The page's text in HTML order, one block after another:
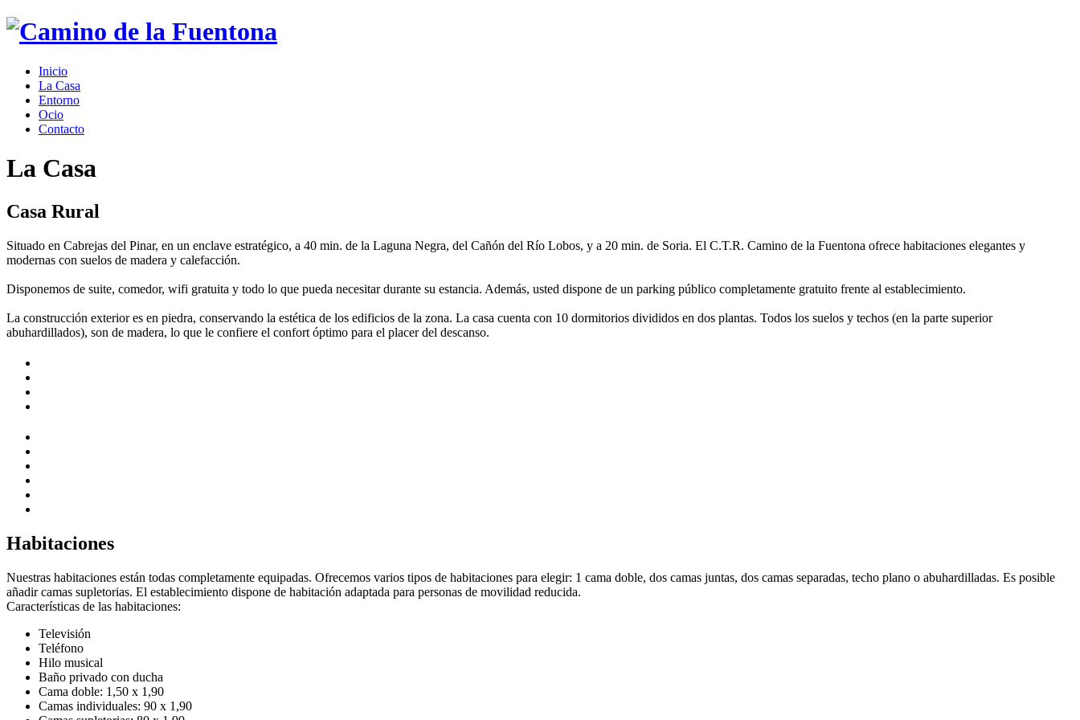
Inicio
La Casa
Entorno
Ocio
Contacto
La Casa
Casa Rural
Situado en Cabrejas del Pinar, en un enclave estratégico, a 40 min. de la Laguna Negra, del Cañón del Río Lobos, y a 20 min. de Soria. El C.T.R. Camino de la Fuentona ofrece habitaciones elegantes y
modernas con suelos de madera y calefacción.
Disponemos de suite, comedor, wifi gratuita y todo lo que pueda necesitar durante su estancia. Además, usted dispone de un parking público completamente gratuito frente al establecimiento.
La construcción exterior es en piedra, conservando la estética de los edificios de la zona. La casa cuenta con 10 dormitorios divididos en dos plantas. Todos los suelos y techos (en la parte superior
abuhardillados), son de madera, lo que le confiere el confort óptimo para el placer del descanso.
Habitaciones
Nuestras habitaciones están todas completamente equipadas. Ofrecemos varios tipos de habitaciones para elegir: 1 cama doble, dos camas juntas, dos camas separadas, techo plano o abuhardilladas. Es posible
añadir camas supletorias. El establecimiento dispone de habitación adaptada para personas de movilidad reducida.
Características de las habitaciones:
Televisión
Teléfono
Hilo musical
Baño privado con ducha
Cama doble: 1,50 x 1,90
Camas individuales: 90 x 1,90